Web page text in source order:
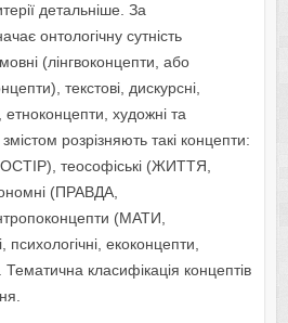
детальніше. За
онтологічну сутність
(лінгвоконцепти, або
текстові, дискурсні,
етноконцепти, художні та
розрізняють такі концепти:
теософіські (ЖИТТЯ,
(ПРАВДА,
(МАТИ,
екоконцепти,
класифікація концептів